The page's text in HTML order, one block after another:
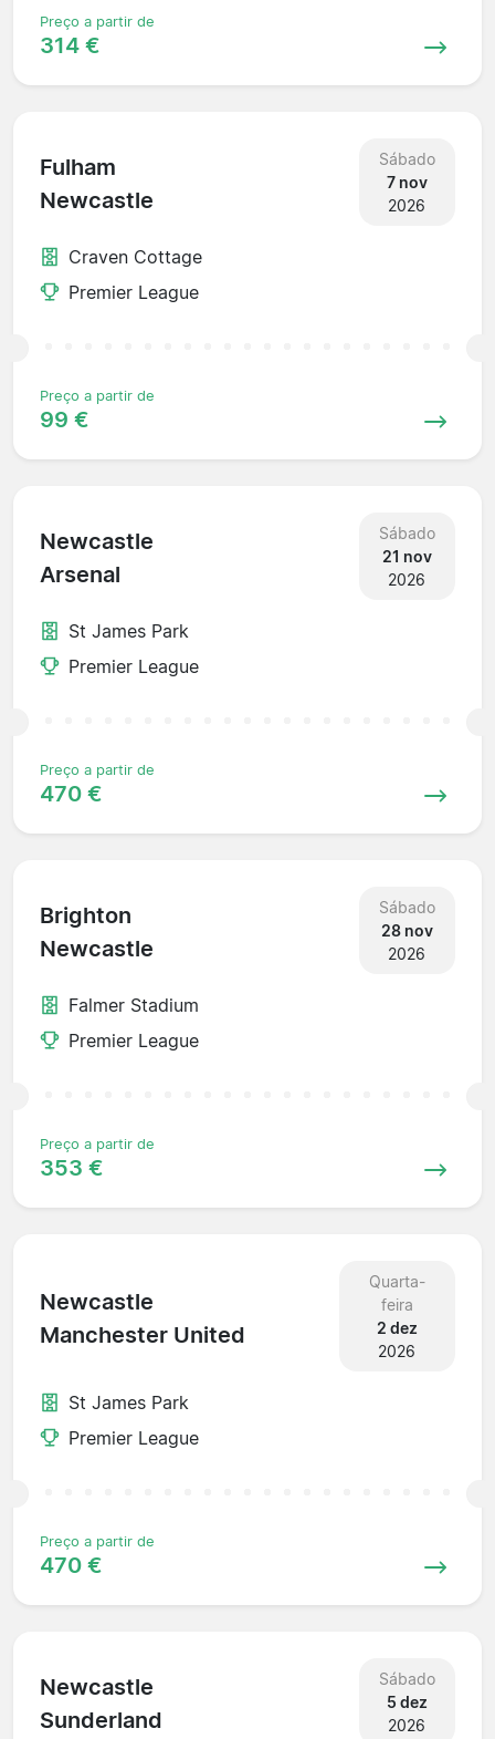
Preço a partir de
314 €
Fulham
Newcastle
Sábado
7 nov
2026
Craven Cottage
Premier League
Preço a partir de
99 €
Newcastle
Arsenal
Sábado
21 nov
2026
St James Park
Premier League
Preço a partir de
470 €
Brighton
Newcastle
Sábado
28 nov
2026
Falmer Stadium
Premier League
Preço a partir de
353 €
Newcastle
Manchester United
Quarta-
feira
2 dez
2026
St James Park
Premier League
Preço a partir de
470 €
Newcastle
Sunderland
Sábado
5 dez
2026